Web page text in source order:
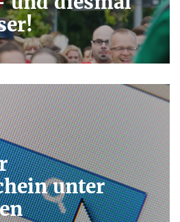
unter